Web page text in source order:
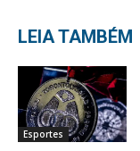
LEIA TAMBÉM
Esportes